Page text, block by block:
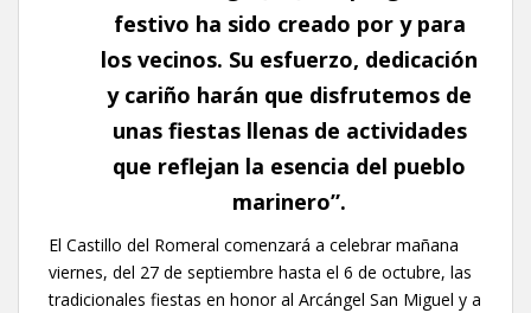
festivo ha sido creado por y para
los vecinos. Su esfuerzo, dedicación
y cariño harán que disfrutemos de
unas fiestas llenas de actividades
que reflejan la esencia del pueblo
marinero”.
El Castillo del Romeral comenzará a celebrar mañana
viernes, del 27 de septiembre hasta el 6 de octubre, las
tradicionales fiestas en honor al Arcángel San Miguel y a